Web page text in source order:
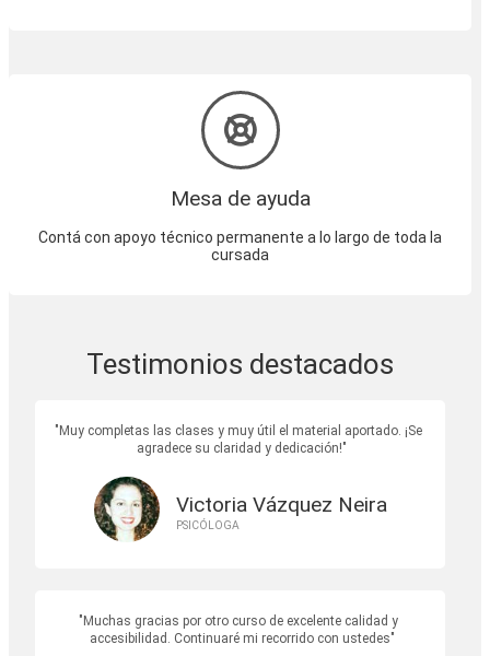
Mesa de ayuda
Contá con apoyo técnico permanente a lo largo de toda la
cursada
Testimonios destacados
Muy completas las clases y muy útil el material aportado. ¡Se
agradece su claridad y dedicación!
Victoria Vázquez Neira
PSICÓLOGA
Muchas gracias por otro curso de excelente calidad y
accesibilidad. Continuaré mi recorrido con ustedes